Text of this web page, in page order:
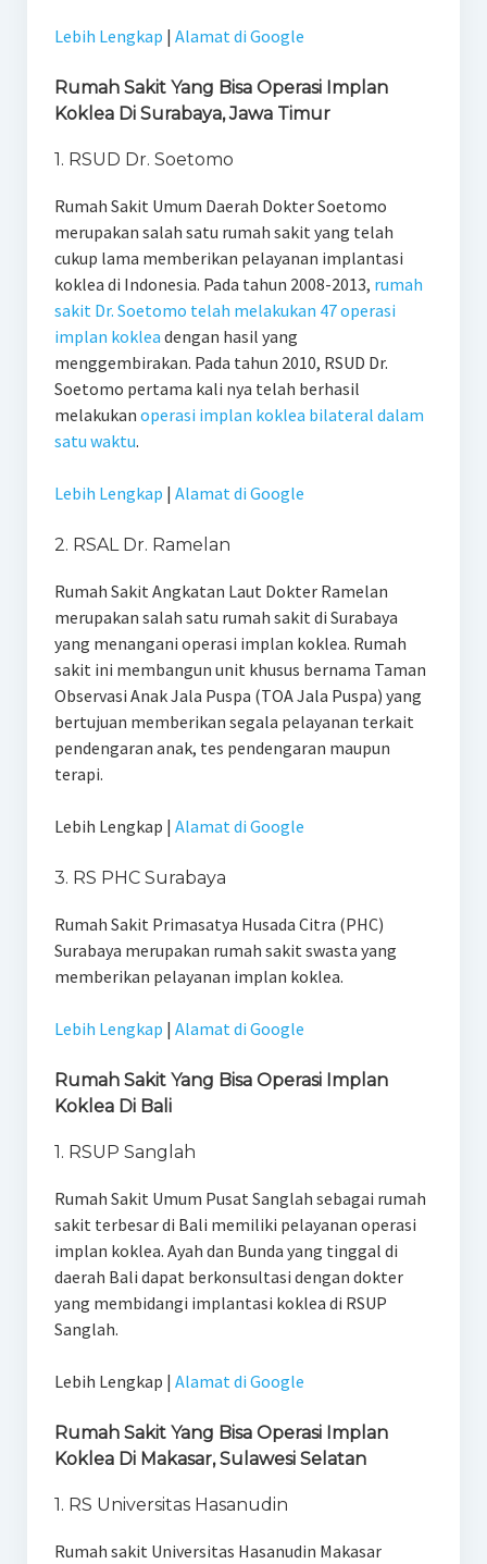
Lebih Lengkap | Alamat di Google
Rumah Sakit Yang Bisa Operasi Implan
Koklea Di Surabaya, Jawa Timur
1. RSUD Dr. Soetomo
Rumah Sakit Umum Daerah Dokter Soetomo
merupakan salah satu rumah sakit yang telah
cukup lama memberikan pelayanan implantasi
koklea di Indonesia. Pada tahun 2008-2013, rumah
sakit Dr. Soetomo telah melakukan 47 operasi
implan koklea dengan hasil yang
menggembirakan. Pada tahun 2010, RSUD Dr.
Soetomo pertama kali nya telah berhasil
melakukan operasi implan koklea bilateral dalam
satu waktu.
Lebih Lengkap | Alamat di Google
2. RSAL Dr. Ramelan
Rumah Sakit Angkatan Laut Dokter Ramelan
merupakan salah satu rumah sakit di Surabaya
yang menangani operasi implan koklea. Rumah
sakit ini membangun unit khusus bernama Taman
Observasi Anak Jala Puspa (TOA Jala Puspa) yang
bertujuan memberikan segala pelayanan terkait
pendengaran anak, tes pendengaran maupun
terapi.
Lebih Lengkap | Alamat di Google
3. RS PHC Surabaya
Rumah Sakit Primasatya Husada Citra (PHC)
Surabaya merupakan rumah sakit swasta yang
memberikan pelayanan implan koklea.
Lebih Lengkap | Alamat di Google
Rumah Sakit Yang Bisa Operasi Implan
Koklea Di Bali
1. RSUP Sanglah
Rumah Sakit Umum Pusat Sanglah sebagai rumah
sakit terbesar di Bali memiliki pelayanan operasi
implan koklea. Ayah dan Bunda yang tinggal di
daerah Bali dapat berkonsultasi dengan dokter
yang membidangi implantasi koklea di RSUP
Sanglah.
Lebih Lengkap | Alamat di Google
Rumah Sakit Yang Bisa Operasi Implan
Koklea Di Makasar, Sulawesi Selatan
1. RS Universitas Hasanudin
Rumah sakit Universitas Hasanudin Makasar